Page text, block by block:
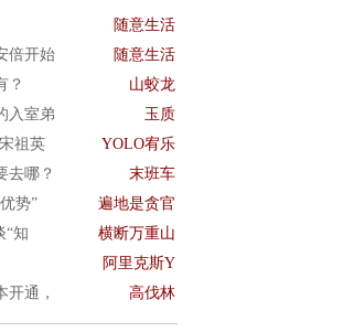
随意生活
倍开始 随意生活
？ 山蛟龙
入室弟 玉质
祖英 YOLO宥乐
去哪？ 末班车
势” 遍地是贪官
“知 横断万重山
阿里克斯Y
开通， 高伐林